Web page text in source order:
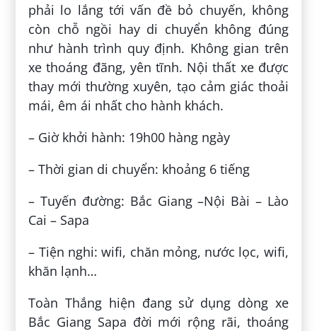
phải lo lắng tới vấn đề bỏ chuyến, không
còn chỗ ngồi hay di chuyển không đúng
như hành trình quy định. Không gian trên
xe thoáng đãng, yên tĩnh. Nội thất xe được
thay mới thường xuyên, tạo cảm giác thoải
mái, êm ái nhất cho hành khách.
– Giờ khởi hành: 19h00 hàng ngày
– Thời gian di chuyển: khoảng 6 tiếng
– Tuyến đường: Bắc Giang –Nội Bài – Lào
Cai – Sapa
– Tiện nghi: wifi, chăn mỏng, nước lọc, wifi,
khăn lạnh…
Toàn Thắng hiện đang sử dụng dòng xe
Bắc Giang Sapa đời mới rộng rãi, thoáng